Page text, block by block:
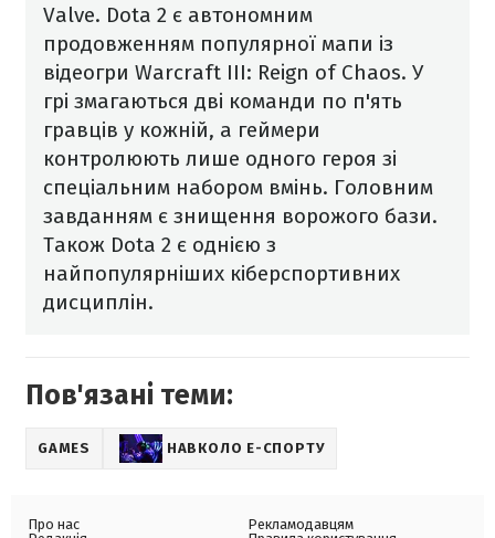
Valve. Dota 2 є автономним
продовженням популярної мапи із
відеогри Warcraft III: Reign of Chaos. У
грі змагаються дві команди по п'ять
гравців у кожній, а геймери
контролюють лише одного героя зі
спеціальним набором вмінь. Головним
завданням є знищення ворожого бази.
Також Dota 2 є однією з
найпопулярніших кіберспортивних
дисциплін.
Пов'язані теми:
GAMES НАВКОЛО Е-СПОРТУ
Про нас
Рекламодавцям